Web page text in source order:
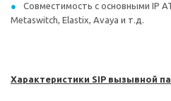
Совместимость с основными IP
Metaswitch, Elastix, Avaya и т.д.
Характеристики SIP вызывной